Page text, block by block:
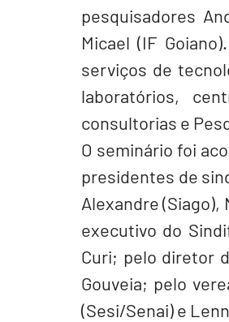
pesquisadores
Micael (IF
serviços de
laboratórios,
consultorias e
O seminário foi
presidentes de
Alexandre (Siago),
executivo do
Curi; pelo diretor
Gouveia; pelo
(Sesi/Senai) e